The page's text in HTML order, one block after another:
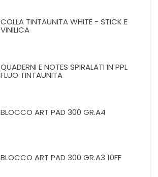
COLLA TINTAUNITA WHITE - STICK E
VINILICA
QUADERNI E NOTES SPIRALATI IN PPL
FLUO TINTAUNITA
BLOCCO ART PAD 300 GR.A4
BLOCCO ART PAD 300 GR.A3 10FF